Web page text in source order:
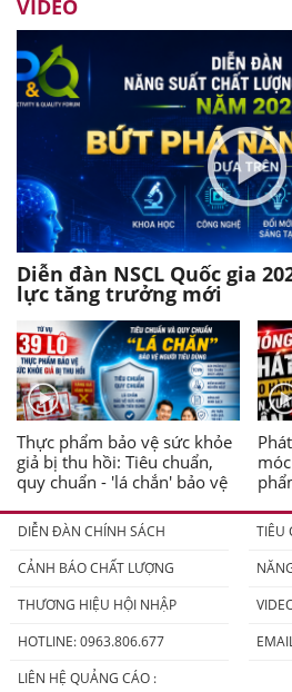
VIDEO
Diễn đàn NSCL Quốc gia
lực tăng trưởng mới
Thực phẩm bảo vệ sức khỏe
giả bị thu hồi: Tiêu chuẩn,
quy chuẩn - 'lá chắn' bảo vệ
DIỄN ĐÀN CHÍNH SÁCH
TIÊU
CẢNH BÁO CHẤT LƯỢNG
THƯƠNG HIỆU HỘI NHẬP
HOTLINE: 0963.806.677
LIÊN HỆ QUẢNG CÁO :